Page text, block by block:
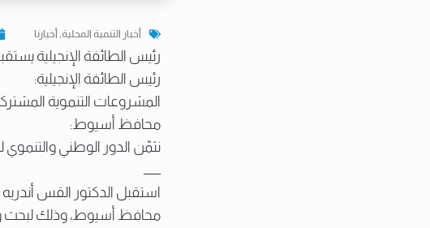
أخبار التنمية المحلية أخبارنا
رئيس الطائفة الإنجيلية
رئيس الطائفة الإنجيلية:
المشروعات التنموية
محافظ أسيوط:
نثمّن الدور الوطني والتنموي
استقبل الدكتور القس أندريه
محافظ أسيوط، وذلك لبحث